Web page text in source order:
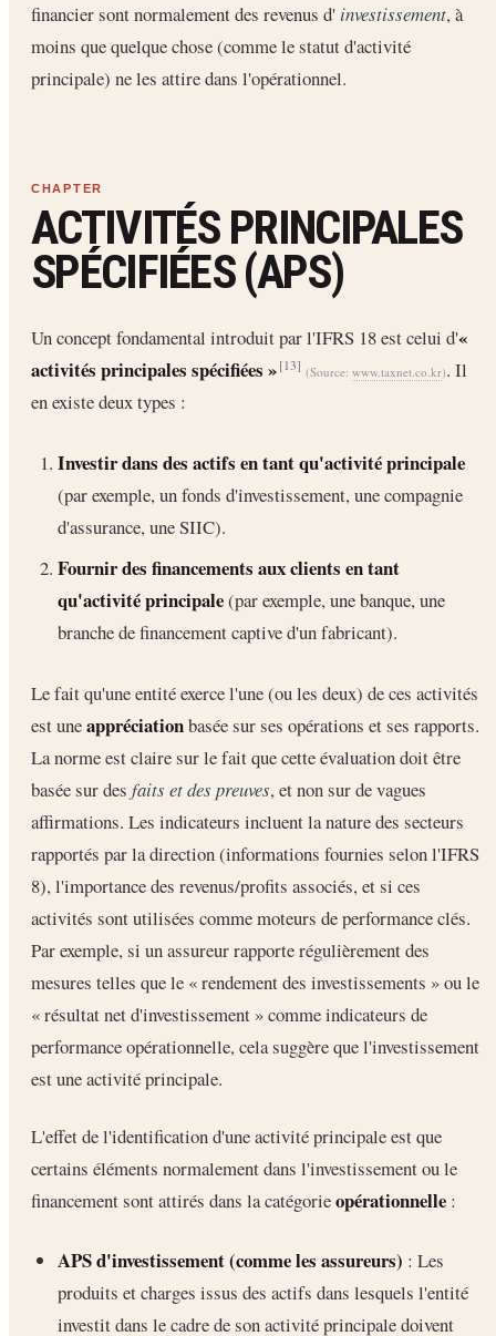
financier sont normalement des revenus d' investissement, à
moins que quelque chose (comme le statut d'activité
principale) ne les attire dans l'opérationnel.
ACTIVITÉS PRINCIPALES
SPÉCIFIÉES (APS)
Un concept fondamental introduit par l'IFRS 18 est celui d'«
activités principales spécifiées » [13] (Source: www.taxnet.co.kr). Il
en existe deux types :
Investir dans des actifs en tant qu'activité principale
(par exemple, un fonds d'investissement, une compagnie
d'assurance, une SIIC).
Fournir des financements aux clients en tant
qu'activité principale(par exemple, une banque, une
branche de financement captive d'un fabricant).
Le fait qu'une entité exerce l'une (ou les deux) de ces activités
est uneappréciationbasée sur ses opérations et ses rapports.
La norme est claire sur le fait que cette évaluation doit être
basée sur des faits et des preuves, et non sur de vagues
affirmations. Les indicateurs incluent la nature des secteurs
rapportés par la direction (informations fournies selon l'IFRS
8), l'importance des revenus/profits associés, et si ces
activités sont utilisées comme moteurs de performance clés.
Par exemple, si un assureur rapporte régulièrement des
mesures telles que le « rendement des investissements » ou le
« résultat net d'investissement » comme indicateurs de
performance opérationnelle, cela suggère que l'investissement
est une activité principale.
L'effet de l'identification d'une activité principale est que
certains éléments normalement dans l'investissement ou le
financement sont attirés dans la catégorieopérationnelle :
APS d'investissement (comme les assureurs) : Les
produits et charges issus des actifs dans lesquels l'entité
investit dans le cadre de son activité principale doivent